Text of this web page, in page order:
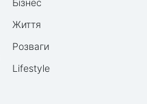
Бізнес
Життя
Розваги
Lifestyle